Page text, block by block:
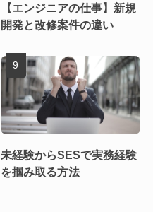
【エンジニアの仕事】新規
開発と改修案件の違い
未経験からSESで実務経験
を掴み取る方法